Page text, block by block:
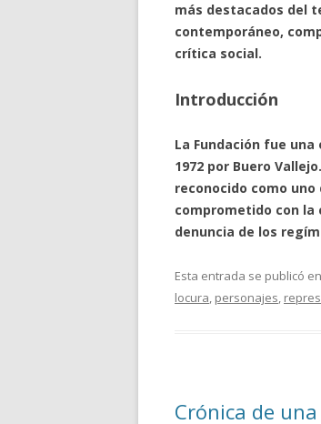
más destacados del
contemporáneo,
crítica social.
Introducción
La Fundación fue
1972 por Buero
reconocido como
comprometido con la
denuncia de los
Esta entrada se publicó en
locura, personajes,
Crónica de